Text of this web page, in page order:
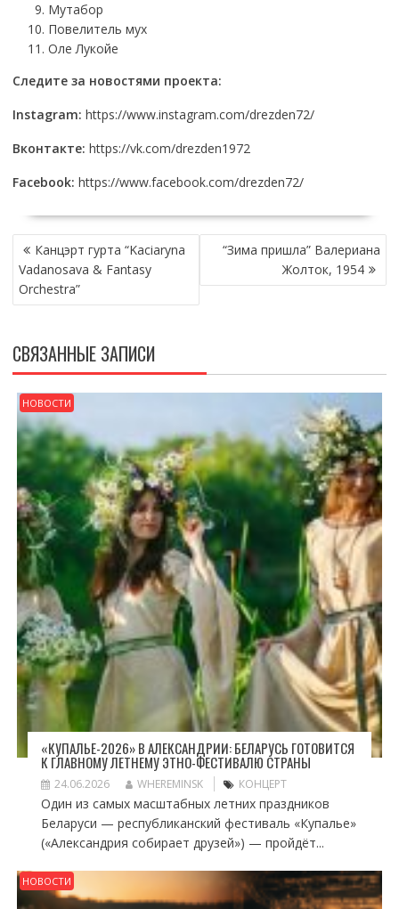
Мутабор
Повелитель мух
Оле Лукойе
Следите за новостями проекта:
Instagram: https://www.instagram.com/drezden72/
Вконтакте: https://vk.com/drezden1972
Facebook: https://www.facebook.com/drezden72/
НАВИГАЦИЯ
ПО
ЗАПИСЯМ
Канцэрт гурта “Kaciaryna
Vadanosava & Fantasy
Orchestra”
“Зима пришла” Валериана
Жолток, 1954
СВЯЗАННЫЕ ЗАПИСИ
НОВОСТИ
«КУПАЛЬЕ-2026» В АЛЕКСАНДРИИ: БЕЛАРУСЬ ГОТОВИТСЯ
К ГЛАВНОМУ ЛЕТНЕМУ ЭТНО-ФЕСТИВАЛЮ СТРАНЫ
24.06.2026 WHEREMINSK КОНЦЕРТ
Один из самых масштабных летних праздников
Беларуси — республиканский фестиваль «Купалье»
(«Александрия собирает друзей») — пройдёт...
НОВОСТИ